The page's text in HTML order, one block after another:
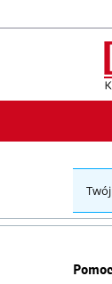
Pomoc